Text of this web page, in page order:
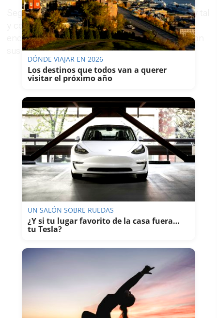
Según las primeras investigaciones policiales, y tal
y como ha señaladoABC, las menores se
encuentran bien y no quieren tener contacto con
sus familiares.
DÓNDE VIAJAR EN 2026
Los destinos que todos van a querer
visitar el próximo año
UN SALÓN SOBRE RUEDAS
¿Y si tu lugar favorito de la casa fuera…
tu Tesla?